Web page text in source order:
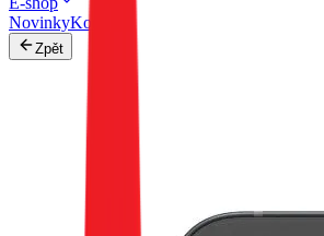
NovinkyKontakt
Zpět